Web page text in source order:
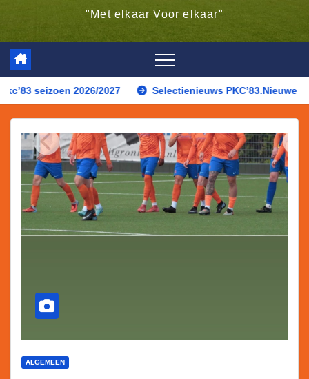
"Met elkaar Voor elkaar"
2027 Selectienieuws PKC’83.Nieuwe gezichten, een
ALGEMEEN